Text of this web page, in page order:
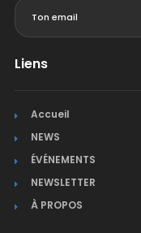
Liens
Accueil
NEWS
ÉVÉNEMENTS
NEWSLETTER
À PROPOS